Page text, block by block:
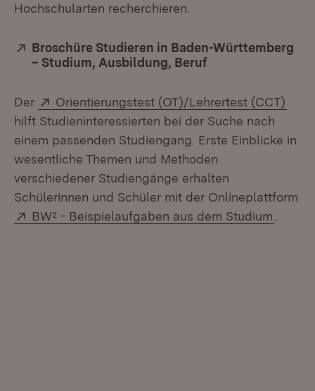
Hochschularten recherchieren.
Extern:
Broschüre Studieren in Baden-Württemberg
– Studium, Ausbildung, Beruf
Der Extern:
Orientierungstest (OT)/Lehrertest (CCT)
hilft Studieninteressierten bei der Suche nach
einem passenden Studiengang. Erste Einblicke in
wesentliche Themen und Methoden
verschiedener Studiengänge erhalten
Schülerinnen und Schüler mit der Onlineplattform
Extern:
BW² - Beispielaufgaben aus dem Studium